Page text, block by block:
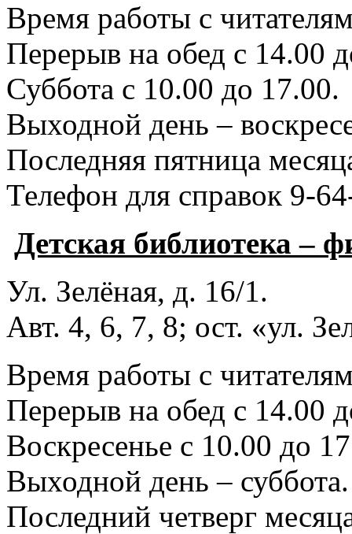
Время работы с
Перерыв на обед с 14.00
Суббота с 10.00 до 17.00.
Выходной день –
Последняя пятница
Телефон для справок 9-
Детская библиотека –
Ул. Зелёная, д. 16/1.
Авт. 4, 6, 7, 8; ост. «ул.
Время работы с
Перерыв на обед с 14.00
Воскресенье с 10.00 до
Выходной день – суббота.
Последний четверг